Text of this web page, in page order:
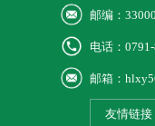
邮编：
电话：
邮箱：
友情链接